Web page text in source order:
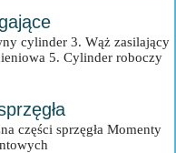
cylinder 3. Wąż zasilający
5. Cylinder roboczy
części sprzęgła Momenty